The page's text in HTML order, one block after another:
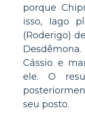
porque
isso, Iago
(Roderigo)
Cássio e
ele. O
seu posto.